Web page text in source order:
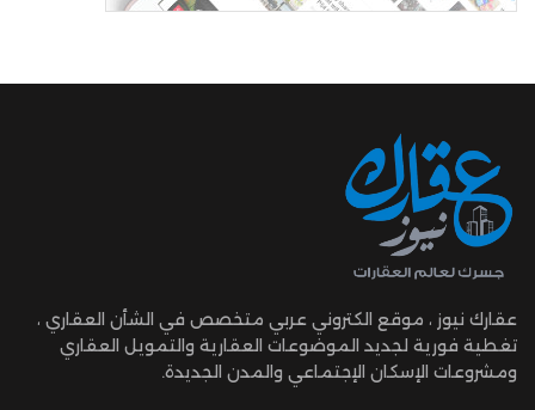
عقارك نيوز ، موقع الكتروني عربي متخصص في الشأن العقاري ،
تغطية فورية لجديد الموضوعات العقارية والتمويل العقاري
ومشروعات الإسكان الإجتماعي والمدن الجديدة.